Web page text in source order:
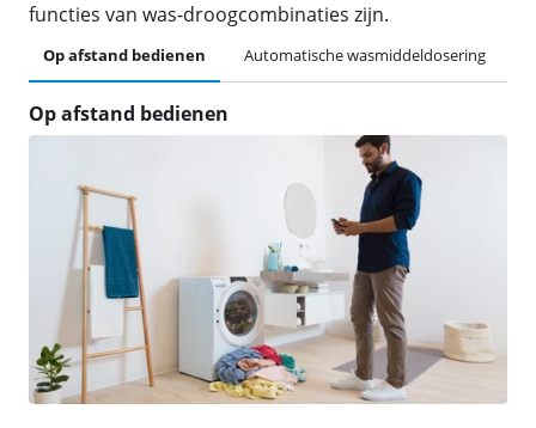
functies van was-droogcombinaties zijn.
Op afstand bedienen Automatische wasmiddeldosering
Op afstand bedienen